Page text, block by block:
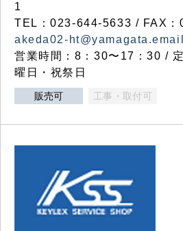
1
TEL：023-644-5633 / FAX
akeda02-
営業時間：8：30〜17：30 /
曜日・祝祭日
販売可 工事・取付可